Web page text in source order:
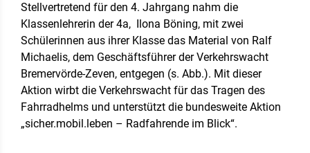
Stellvertretend für den 4. Jahrgang nahm die
Klassenlehrerin der 4a, Ilona Böning, mit zwei
Schülerinnen aus ihrer Klasse das Material von Ralf
Michaelis, dem Geschäftsführer der Verkehrswacht
Bremervörde-Zeven, entgegen (s. Abb.). Mit dieser
Aktion wirbt die Verkehrswacht für das Tragen des
Fahrradhelms und unterstützt die bundesweite Aktion
„sicher.mobil.leben – Radfahrende im Blick“.